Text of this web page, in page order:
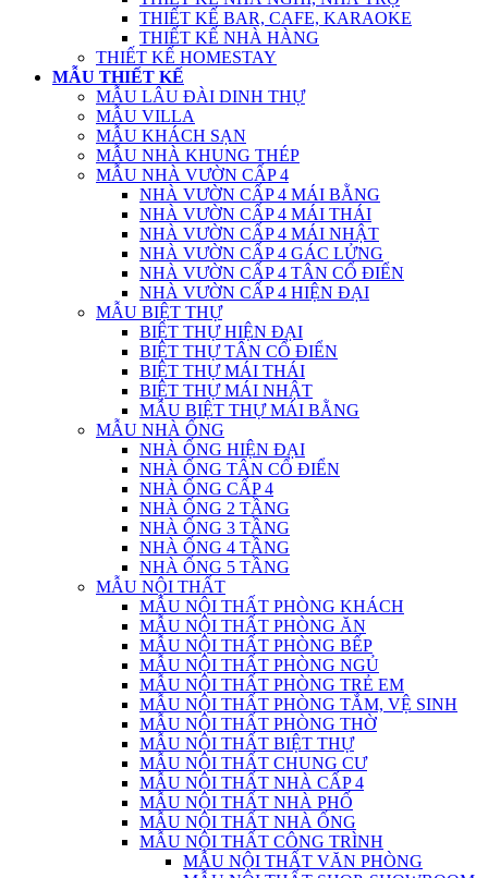
THIẾT KẾ BAR, CAFE, KARAOKE
THIẾT KẾ NHÀ HÀNG
THIẾT KẾ HOMESTAY
MẪU THIẾT KẾ
MẪU LÂU ĐÀI DINH THỰ
MẪU VILLA
MẪU KHÁCH SẠN
MẪU NHÀ KHUNG THÉP
MẪU NHÀ VƯỜN CẤP 4
NHÀ VƯỜN CẤP 4 MÁI BẰNG
NHÀ VƯỜN CẤP 4 MÁI THÁI
NHÀ VƯỜN CẤP 4 MÁI NHẬT
NHÀ VƯỜN CẤP 4 GÁC LỬNG
NHÀ VƯỜN CẤP 4 TÂN CỔ ĐIỂN
NHÀ VƯỜN CẤP 4 HIỆN ĐẠI
MẪU BIỆT THỰ
BIỆT THỰ HIỆN ĐẠI
BIỆT THỰ TÂN CỔ ĐIỂN
BIỆT THỰ MÁI THÁI
BIỆT THỰ MÁI NHẬT
MẪU BIỆT THỰ MÁI BẰNG
MẪU NHÀ ỐNG
NHÀ ỐNG HIỆN ĐẠI
NHÀ ỐNG TÂN CỔ ĐIỂN
NHÀ ỐNG CẤP 4
NHÀ ỐNG 2 TẦNG
NHÀ ỐNG 3 TẦNG
NHÀ ỐNG 4 TẦNG
NHÀ ỐNG 5 TẦNG
MẪU NỘI THẤT
MẪU NỘI THẤT PHÒNG KHÁCH
MẪU NỘI THẤT PHÒNG ĂN
MẪU NỘI THẤT PHÒNG BẾP
MẪU NỘI THẤT PHÒNG NGỦ
MẪU NỘI THẤT PHÒNG TRẺ EM
MẪU NỘI THẤT PHÒNG TẮM, VỆ SINH
MẪU NỘI THẤT PHÒNG THỜ
MẪU NỘI THẤT BIỆT THỰ
MẪU NỘI THẤT CHUNG CƯ
MẪU NỘI THẤT NHÀ CẤP 4
MẪU NỘI THẤT NHÀ PHỐ
MẪU NỘI THẤT NHÀ ỐNG
MẪU NỘI THẤT CÔNG TRÌNH
MẪU NỘI THẤT VĂN PHÒNG